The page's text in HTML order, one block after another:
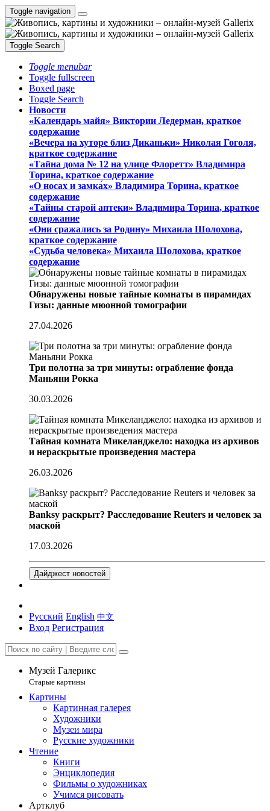
Toggle navigation
Toggle Search
Toggle menubar
Toggle fullscreen
Boxed page
Toggle Search
Новости
«Календарь майя» Виктории Ледерман, краткое
содержание
«Вечера на хуторе близ Диканьки» Николая Гоголя,
краткое содержание
«Тайна дома № 12 на улице Флоретт» Владимира
Торина, краткое содержание
«О носах и замка́х» Владимира Торина, краткое
содержание
«Тайны старой аптеки» Владимира Торина, краткое
содержание
«Они сражались за Родину» Михаила Шолохова,
краткое содержание
«Судьба человека» Михаила Шолохова, краткое
содержание
Обнаружены новые тайные комнаты в пирамидах
Гизы: данные мюонной томографии
27.04.2026
Три полотна за три минуты: ограбление фонда
Маньяни Рокка
30.03.2026
Тайная комната Микеланджело: находка из архивов
и нераскрытые произведения мастера
26.03.2026
Banksy раскрыт? Расследование Reuters и человек за
маской
17.03.2026
Дайджест новостей
Русский English 中文
Вход Регистрация
Музей Галерикс
Старые картины
Картины
Картинная галерея
Художники
Музеи мира
Русские художники
Чтение
Книги
Энциклопедия
Фильмы о художниках
Учимся рисовать
Артклуб